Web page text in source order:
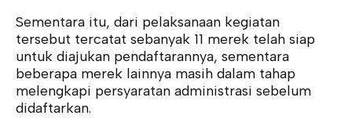
Sementara itu, dari pelaksanaan kegiatan
tersebut tercatat sebanyak 11 merek telah siap
untuk diajukan pendaftarannya, sementara
beberapa merek lainnya masih dalam tahap
melengkapi persyaratan administrasi sebelum
didaftarkan.